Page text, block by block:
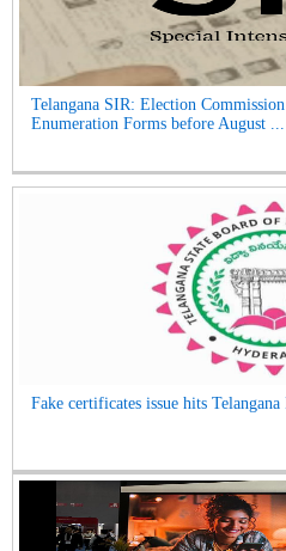
Telangana SIR: Election
Enumeration Forms before August ...
Fake certificates issue hits